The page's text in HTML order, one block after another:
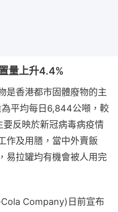
量上升4.4%
是香港都市固體廢物的主
平均每日6,844公噸，較
反映於新冠病毒病疫情
作及用膳，當中外賣飯
易拉罐均有機會被人用完
Company)日前宣布